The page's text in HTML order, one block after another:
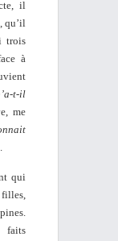
il
qu’il
trois
à
t-il
me
qui
faits